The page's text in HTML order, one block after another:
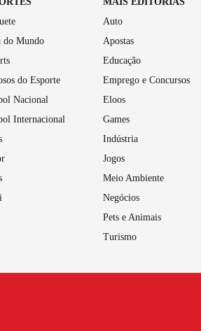
do Mundo
do Esporte
Nacional
Internacional
Auto
Apostas
Educação
Emprego e Concursos
Eloos
Games
Indústria
Jogos
Meio Ambiente
Negócios
Pets e Animais
Turismo